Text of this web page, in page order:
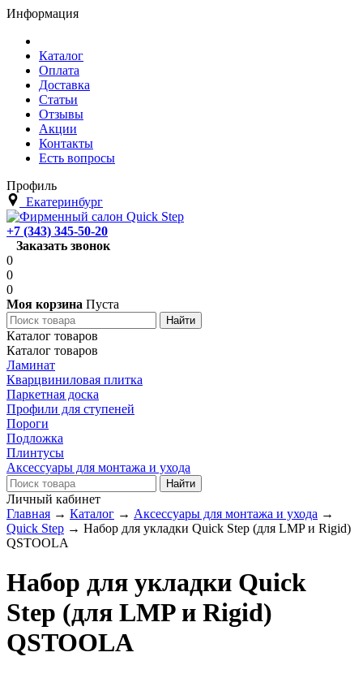
Информация
Каталог
Оплата
Доставка
Статьи
Отзывы
Акции
Контакты
Есть вопросы
Профиль
Екатеринбург
+7 (343) 345-50-20
Заказать звонок
0
0
0
Моя корзина Пуста
Каталог товаров
Каталог товаров
Ламинат
Кварцвиниловая плитка
Паркетная доска
Профили для ступеней
Пороги
Подложка
Плинтусы
Аксессуары для монтажа и ухода
Личный кабинет
Главная → Каталог → Аксессуары для монтажа и ухода →
Quick Step → Набор для укладки Quick Step (для LMP и Rigid)
QSTOOLA
Набор для укладки Quick
Step (для LMP и Rigid)
QSTOOLA